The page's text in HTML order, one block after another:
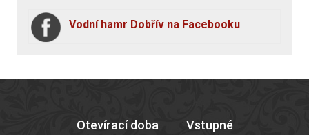
Vodní hamr Dobřív na Facebooku
Otevírací doba
Vstupné